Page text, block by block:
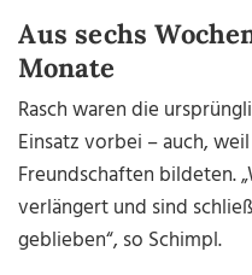
Aus sechs
Monate
Rasch waren die
Einsatz vorbei – auch,
Freundschaften bildeten.
verlängert und sind
geblieben“, so Schimpl.